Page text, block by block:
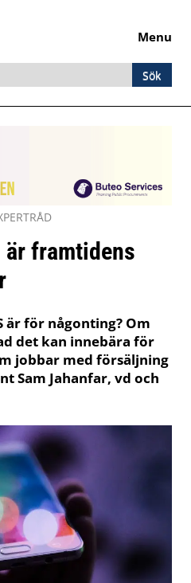
Menu
är framtidens
är för någonting? Om
det kan innebära för
jobbar med försäljning
Sam Jahanfar, vd och